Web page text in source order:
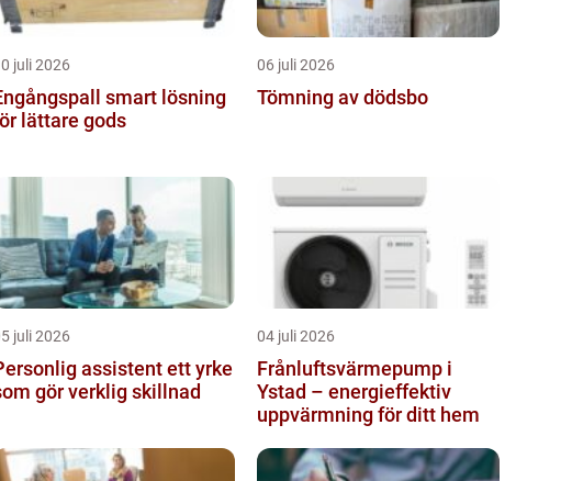
juli 2026
smart lösning
lättare gods
06 juli 2026
Tömning av dödsbo
juli 2026
assistent ett yrke
gör verklig skillnad
04 juli 2026
Frånluftsvärmepump i
Ystad – energieffektiv
uppvärmning för ditt hem